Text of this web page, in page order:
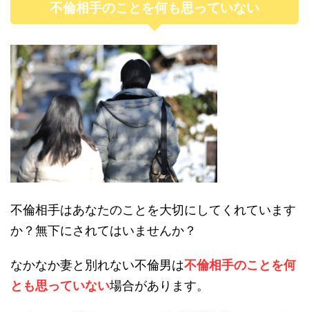
不倫相手のことを何も思っていない
不倫相手はあなたのことを大切にしてくれています
か？無下にされてはいませんか？
なかなか妻と別れない不倫男は不倫相手のことを何
とも思っていない場合があります。